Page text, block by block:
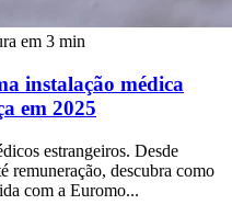
em 3 min
instalação médica
em 2025
estrangeiros. Desde
remuneração, descubra como
com a Euromo...